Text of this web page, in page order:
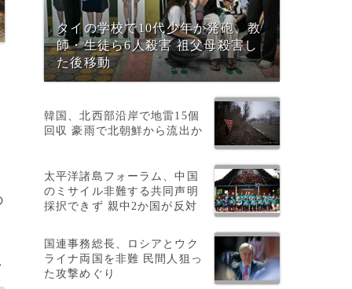
タイの学校で10代少年が発砲、教
師・生徒ら6人殺害 祖父母殺害し
た後移動
韓国、北西部沿岸で地雷15個
回収 豪雨で北朝鮮から流出か
太平洋諸島フォーラム、中国
のミサイル非難する共同声明
採択できず 親中2か国が反対
国連事務総長、ロシアとウク
ライナ両国を非難 民間人狙っ
た攻撃めぐり